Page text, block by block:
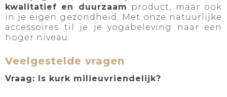
kwalitatief en duurzaam product, maar ook
in je eigen gezondheid. Met onze natuurlijke
accessoires til je je yogabeleving naar een
hoger niveau.
Veelgestelde vragen
Vraag: Is kurk milieuvriendelijk?